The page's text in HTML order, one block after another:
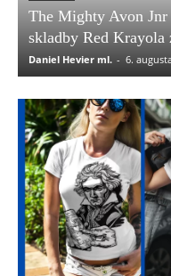
The Mighty Avon
skladby Red
Daniel Hevier ml. - 6.